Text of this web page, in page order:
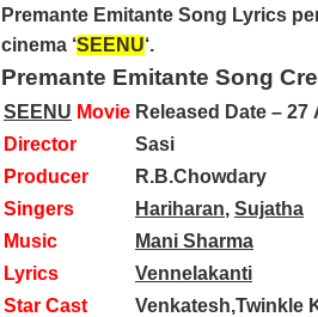
Premante Emitante Song Lyrics
cinema ‘SEENU‘.
Premante Emitante Song
SEENU Movie Released Date – 27
Director
Sasi
Producer
R.B.Chowdary
Singers
Hariharan, Sujatha
Music
Mani Sharma
Lyrics
Vennelakanti
Star Cast
Venkatesh,Twinkle